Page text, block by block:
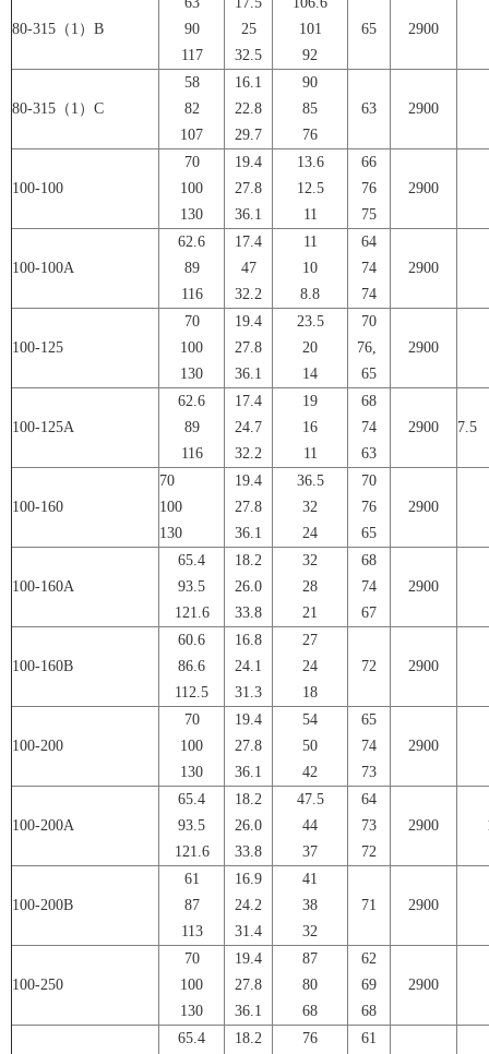
80-315（1）B
90
117
25
32.5
101
92
65 2900
80-315（1）C
58
82
107
16.1
22.8
29.7
90
85
76
63 2900
100-100
70
100
130
19.4
27.8
36.1
13.6
12.5
11
66
76
75
2900
100-100A
62.6
89
116
17.4
47
32.2
11
10
8.8
64
74
74
2900
100-125
70
100
130
19.4
27.8
36.1
23.5
20
14
70
76,
65
2900
100-125A
62.6
89
116
17.4
24.7
32.2
19
16
11
68
74
63
2900 7.5
100-160
70
100
130
19.4
27.8
36.1
36.5
32
24
70
76
65
2900
100-160A
65.4
93.5
121.6
18.2
26.0
33.8
32
28
21
68
74
67
2900
100-160B
60.6
86.6
112.5
16.8
24.1
31.3
27
24
18
72 2900
100-200
70
100
130
19.4
27.8
36.1
54
50
42
65
74
73
2900
100-200A
65.4
93.5
121.6
18.2
26.0
33.8
47.5
44
37
64
73
72
2900
100-200B
61
87
113
16.9
24.2
31.4
41
38
32
71 2900
100-250
70
100
130
19.4
27.8
36.1
87
80
68
62
69
68
2900
65.4
18.2
76
61